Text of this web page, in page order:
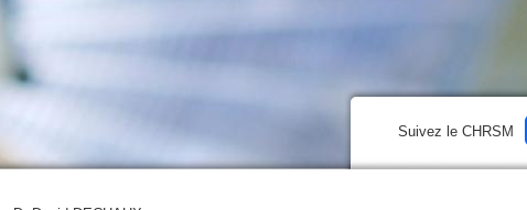
Suivez le CHRSM